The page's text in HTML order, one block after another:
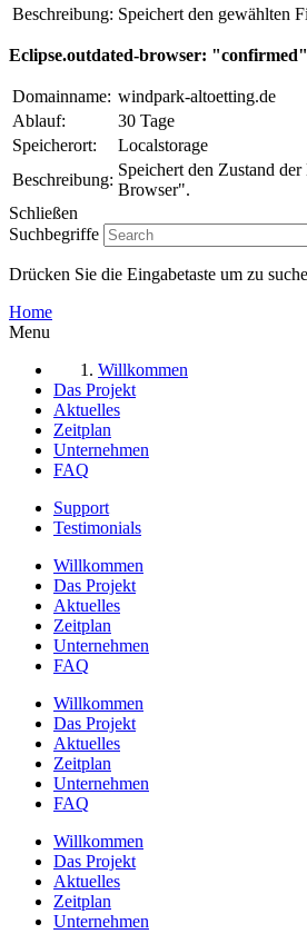
Beschreibung: Speichert den gewählten
Eclipse.outdated-browser: "confirmed"
Domainname: windpark-altoetting.de
Ablauf:
30 Tage
Speicherort:
Localstorage
Beschreibung:
Speichert den Zustand
Browser".
Schließen
Suchbegriffe
Drücken Sie die Eingabetaste um zu
Home
Menu
Willkommen
Das Projekt
Aktuelles
Zeitplan
Unternehmen
FAQ
Support
Testimonials
Willkommen
Das Projekt
Aktuelles
Zeitplan
Unternehmen
FAQ
Willkommen
Das Projekt
Aktuelles
Zeitplan
Unternehmen
FAQ
Willkommen
Das Projekt
Aktuelles
Zeitplan
Unternehmen